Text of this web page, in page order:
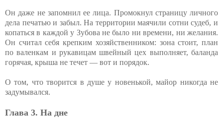
Он даже не запомнил ее лица. Промокнул страницу личного
дела печатью и забыл. На территории маячили сотни судеб, и
копаться в каждой у Зубова не было ни времени, ни желания.
Он считал себя крепким хозяйственником: зона стоит, план
по валенкам и рукавицам швейный цех выполняет, баланда
горячая, крыша не течет — вот и порядок.
О том, что творится в душе у новенькой, майор никогда не
задумывался.
Глава 3. На дне